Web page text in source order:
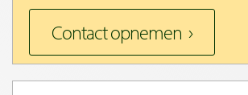
Contact opnemen